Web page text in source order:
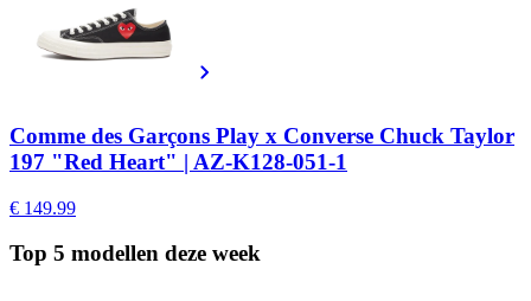
Comme des Garçons Play x Converse Chuck Taylor
197 "Red Heart" | AZ-K128-051-1
€ 149.99
Top 5 modellen deze week